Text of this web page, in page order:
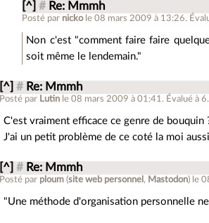
[^] # Re: Mmmh
Posté par nicko le 08 mars 2009 à 13:26.
Non c'est "comment faire faire
soit même le lendemain."
[^] # Re: Mmmh
Posté par Lutin le 08 mars 2009 à 01:41 . Évalué à6.
C'est vraiment efficace ce genre de bouquin
J'ai un petit problème de ce coté la moi
[^] # Re: Mmmh
Posté par ploum (site web personnel , Mastodon) le
"Une méthode d'organisation personnelle